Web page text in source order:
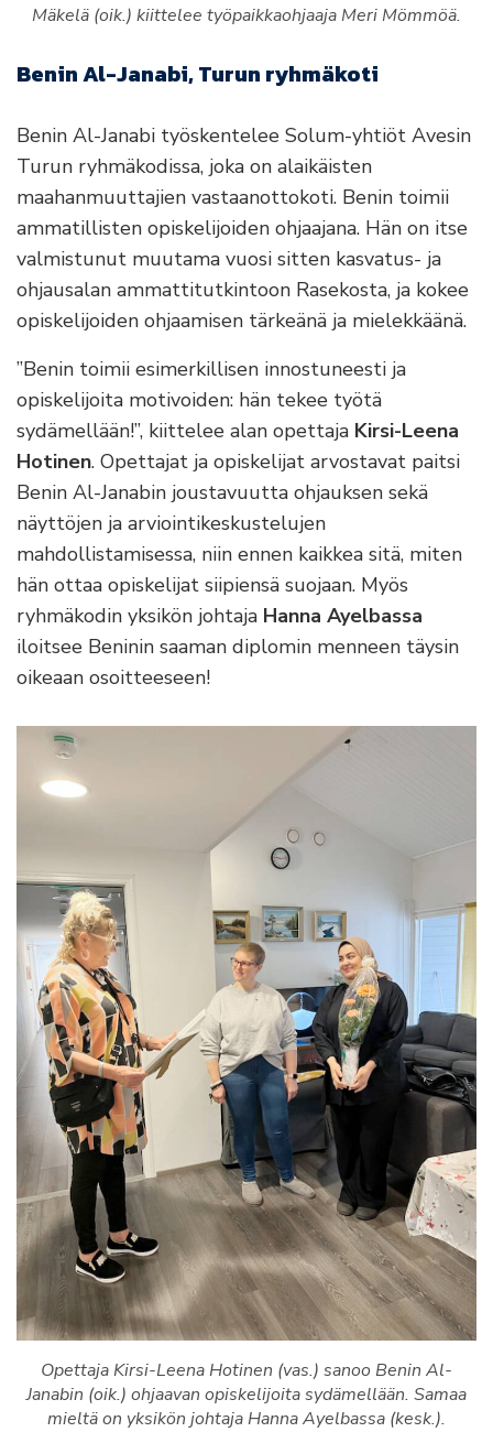
Mäkelä (oik.) kiittelee työpaikkaohjaaja Meri Mömmöä.
Benin Al-Janabi, Turun ryhmäkoti
Benin Al-Janabi työskentelee Solum-yhtiöt Avesin
Turun ryhmäkodissa, joka on alaikäisten
maahanmuuttajien vastaanottokoti. Benin toimii
ammatillisten opiskelijoiden ohjaajana. Hän on itse
valmistunut muutama vuosi sitten kasvatus- ja
ohjausalan ammattitutkintoon Rasekosta, ja kokee
opiskelijoiden ohjaamisen tärkeänä ja mielekkäänä.
”Benin toimii esimerkillisen innostuneesti ja
opiskelijoita motivoiden: hän tekee työtä
sydämellään!”, kiittelee alan opettaja Kirsi-Leena
Hotinen. Opettajat ja opiskelijat arvostavat paitsi
Benin Al-Janabin joustavuutta ohjauksen sekä
näyttöjen ja arviointikeskustelujen
mahdollistamisessa, niin ennen kaikkea sitä, miten
hän ottaa opiskelijat siipiensä suojaan. Myös
ryhmäkodin yksikön johtaja Hanna Ayelbassa
iloitsee Beninin saaman diplomin menneen täysin
oikeaan osoitteeseen!
Opettaja Kirsi-Leena Hotinen (vas.) sanoo Benin Al-
Janabin (oik.) ohjaavan opiskelijoita sydämellään. Samaa
mieltä on yksikön johtaja Hanna Ayelbassa (kesk.).